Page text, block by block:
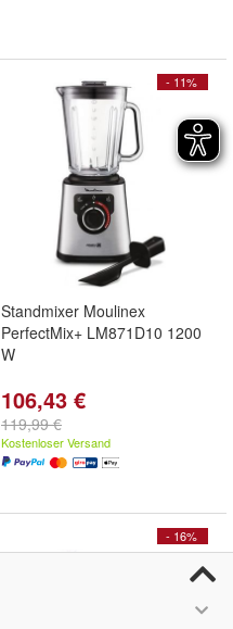
- 11%
Standmixer Moulinex
PerfectMix+ LM871D10 1200
W
106,43 €
119,99 €
Kostenloser Versand
- 16%